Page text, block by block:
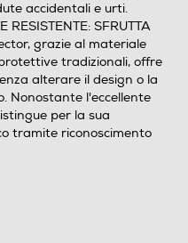
accidentali e urti.
RESISTENTE: SFRUTTA
grazie al materiale
tradizionali, offre
alterare il design o la
Nonostante l'eccellente
per la sua
tramite riconoscimento